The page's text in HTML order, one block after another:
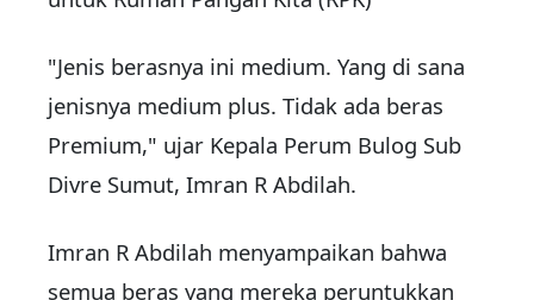
"Jenis berasnya ini medium. Yang di sana
jenisnya medium plus. Tidak ada beras
Premium," ujar Kepala Perum Bulog Sub
Divre Sumut, Imran R Abdilah.
Imran R Abdilah menyampaikan bahwa
semua beras yang mereka peruntukkan